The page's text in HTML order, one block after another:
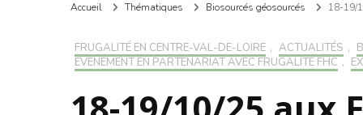
Accueil Thématiques Biosourcés géosourcés 18-19/
FRUGALITÉ EN CENTRE-VAL-DE-LOIRE , ACTUALITÉS ,
EVÉNEMENT EN PARTENARIAT AVEC FRUGALITÉ FHC ,